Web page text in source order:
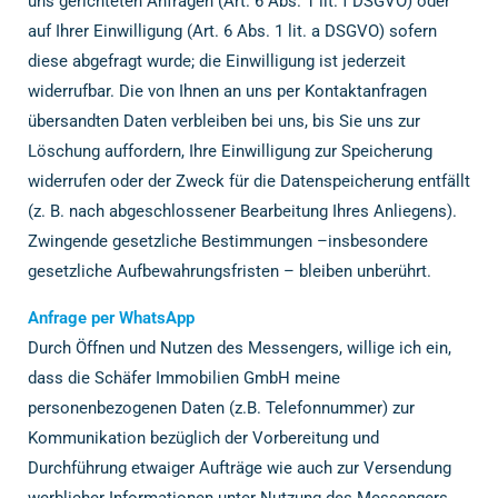
auf Ihrer Einwilligung (Art. 6 Abs. 1 lit. a DSGVO) sofern
diese abgefragt wurde; die Einwilligung ist jederzeit
widerrufbar. Die von Ihnen an uns per Kontaktanfragen
übersandten Daten verbleiben bei uns, bis Sie uns zur
Löschung auffordern, Ihre Einwilligung zur Speicherung
widerrufen oder der Zweck für die Datenspeicherung entfällt
(z. B. nach abgeschlossener Bearbeitung Ihres Anliegens).
Zwingende gesetzliche Bestimmungen –insbesondere
gesetzliche Aufbewahrungsfristen – bleiben unberührt.
Anfrage per WhatsApp
Durch Öffnen und Nutzen des Messengers, willige ich ein,
dass die Schäfer Immobilien GmbH meine
personenbezogenen Daten (z.B. Telefonnummer) zur
Kommunikation bezüglich der Vorbereitung und
Durchführung etwaiger Aufträge wie auch zur Versendung